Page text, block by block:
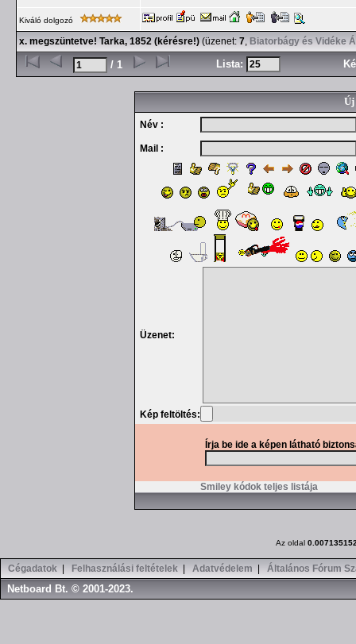
Kiváló dolgozó
x. megszüntetve! Tarka, 1852 (kérésre!) (üzenet: 7, Biatorbágy és Vidéke
/ 1 Lista:
Új
Név :
Mail :
Üzenet:
Kép feltöltés:
Írja be ide a képen látható
Smiley kódok teljes listája
Az oldal
Cégadatok Felhasználási feltételek Adatvédelem Általános Fórum
Netboard Bt. © 2001-2023.